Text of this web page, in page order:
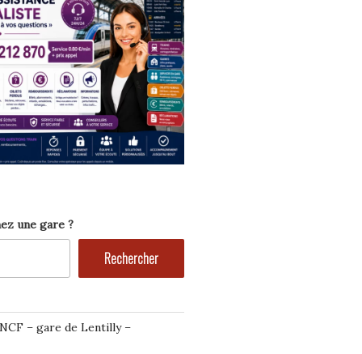
une gare ?
Rechercher
– gare de Lentilly –